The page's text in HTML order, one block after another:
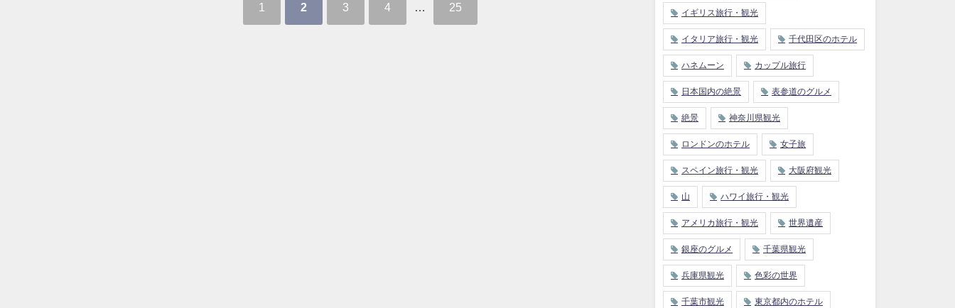
1 2 3 4 25
イギリス旅行・観光
イタリア旅行・観光 千代田区のホテル
ハネムーン カップル旅行
日本国内の絶景 表参道のグルメ
絶景 神奈川県観光
ロンドンのホテル 女子旅
スペイン旅行・観光 大阪府観光
山 ハワイ旅行・観光
アメリカ旅行・観光 世界遺産
銀座のグルメ 千葉県観光
兵庫県観光 色彩の世界
千葉市観光 東京都内のホテル